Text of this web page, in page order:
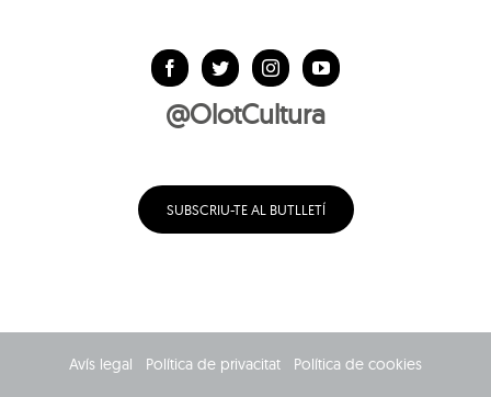
@OlotCultura
SUBSCRIU-TE AL BUTLLETÍ
Avís legal Política de privacitat Política de cookies